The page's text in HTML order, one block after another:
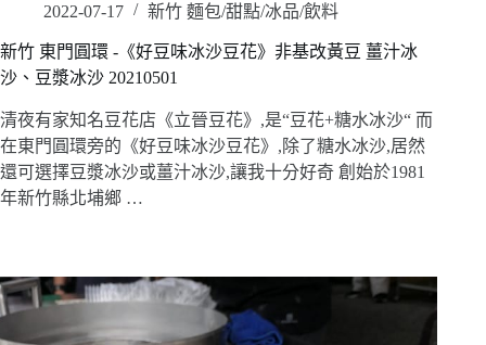
2022-07-17 新竹 麵包/甜點/冰品/飲料
新竹 東門圓環 -《好豆味冰沙豆花》非基改黃豆 薑汁冰
沙、豆漿冰沙 20210501
清夜有家知名豆花店《立晉豆花》,是“豆花+糖水冰沙“ 而
在東門圓環旁的《好豆味冰沙豆花》,除了糖水冰沙,居然
還可選擇豆漿冰沙或薑汁冰沙,讓我十分好奇 創始於1981
年新竹縣北埔鄉 …